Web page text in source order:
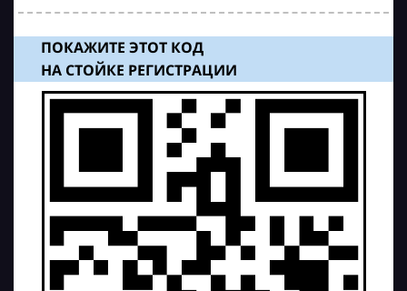
ПОКАЖИТЕ ЭТОТ КОД
НА СТОЙКЕ РЕГИСТРАЦИИ